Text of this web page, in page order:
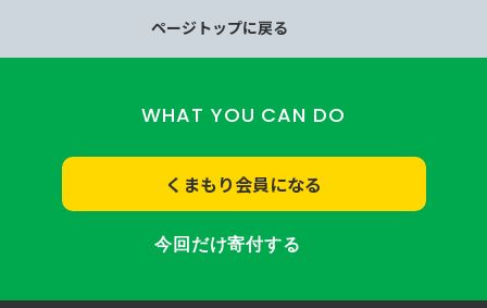
ページトップに戻る
WHAT YOU CAN DO
くまもり会員になる
今回だけ寄付する